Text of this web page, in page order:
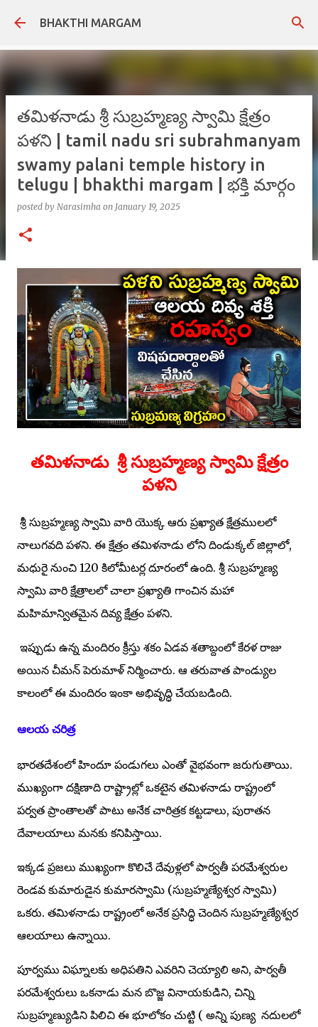
Skip to main content
BHAKTHI MARGAM
తమిళనాడు శ్రీ సుబ్రహ్మణ్య స్వామి క్షేత్రం
పళని | tamil nadu sri subrahmanyam
swamy palani temple history in
telugu | bhakthi margam | భక్తి మార్గం
posted by Narasimha on January 19, 2025
తమిళనాడు శ్రీ సుబ్రహ్మణ్య స్వామి క్షేత్రం
పళని
శ్రీ సుబ్రహ్మణ్య స్వామి వారి యొక్క ఆరు ప్రఖ్యాత క్షేత్రములలో
నాలుగవది పళని. ఈ క్షేత్రం తమిళనాడు లోని దిండుక్కల్ జిల్లాలో,
మధురై నుంచి 120 కిలోమీటర్ల దూరంలో ఉంది. శ్రీ సుబ్రహ్మణ్య
స్వామి వారి క్షేత్రాలలో చాలా ప్రఖ్యాతి గాంచిన మహా
మహిమాన్వితమైన దివ్య క్షేత్రం పళని.
ఇప్పుడు ఉన్న మందిరం క్రీస్తు శకం ఏడవ శతాబ్దంలో కేరళ రాజు
అయిన చీమన్ పెరుమాళ్ నిర్మించారు. ఆ తరువాత పాండ్యుల
కాలంలో ఈ మందిరం ఇంకా అభివృద్ధి చేయబడింది.
ఆలయ చరిత్ర
భారతదేశంలో హిందూ పండుగలు ఎంతో వైభవంగా జరుగుతాయి.
ముఖ్యంగా దక్షిణాది రాష్ట్రాల్లో ఒకటైన తమిళనాడు రాష్ట్రంలో
పర్వత ప్రాంతాలతో పాటు అనేక చారిత్రక కట్టడాలు, పురాతన
దేవాలయాలు మనకు కనిపిస్తాయి.
ఇక్కడ ప్రజలు ముఖ్యంగా కొలిచే దేవుళ్లలో పార్వతీ పరమేశ్వరుల
రెండవ కుమారుడైన కుమారస్వామి (సుబ్రహ్మణ్యేశ్వర స్వామి)
ఒకరు. తమిళనాడు రాష్ట్రంలో అనేక ప్రసిద్ధి చెందిన సుబ్రహ్మణ్యేశ్వర
ఆలయాలు ఉన్నాయి.
పూర్వము విఘ్నాలకు అధిపతిని ఎవరిని చెయ్యాలి అని, పార్వతీ
పరమేశ్వరులు ఒకనాడు మన బొజ్జ వినాయకుడిని, చిన్ని
సుబ్రహ్మణ్యుడిని పిలిచి ఈ భూలోకం చుట్టి ( అన్ని పుణ్య నదులలో